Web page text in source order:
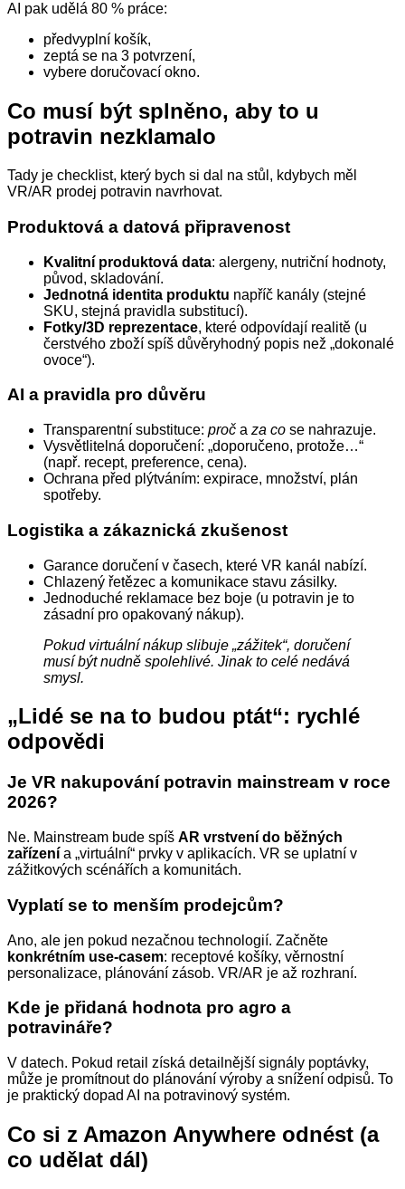
AI pak udělá 80 % práce:
předvyplní košík,
zeptá se na 3 potvrzení,
vybere doručovací okno.
Co musí být splněno, aby to u
potravin nezklamalo
Tady je checklist, který bych si dal na stůl, kdybych měl
VR/AR prodej potravin navrhovat.
Produktová a datová připravenost
Kvalitní produktová data: alergeny, nutriční hodnoty,
původ, skladování.
Jednotná identita produktu napříč kanály (stejné
SKU, stejná pravidla substitucí).
Fotky/3D reprezentace, které odpovídají realitě (u
čerstvého zboží spíš důvěryhodný popis než „dokonalé
ovoce“).
AI a pravidla pro důvěru
Transparentní substituce: proč a za co se nahrazuje.
Vysvětlitelná doporučení: „doporučeno, protože…“
(např. recept, preference, cena).
Ochrana před plýtváním: expirace, množství, plán
spotřeby.
Logistika a zákaznická zkušenost
Garance doručení v časech, které VR kanál nabízí.
Chlazený řetězec a komunikace stavu zásilky.
Jednoduché reklamace bez boje (u potravin je to
zásadní pro opakovaný nákup).
Pokud virtuální nákup slibuje „zážitek“, doručení
musí být nudně spolehlivé. Jinak to celé nedává
smysl.
„Lidé se na to budou ptát“: rychlé
odpovědi
Je VR nakupování potravin mainstream v roce
2026?
Ne. Mainstream bude spíš AR vrstvení do běžných
zařízení a „virtuální“ prvky v aplikacích. VR se uplatní v
zážitkových scénářích a komunitách.
Vyplatí se to menším prodejcům?
Ano, ale jen pokud nezačnou technologií. Začněte
konkrétním use-casem: receptové košíky, věrnostní
personalizace, plánování zásob. VR/AR je až rozhraní.
Kde je přidaná hodnota pro agro a
potravináře?
V datech. Pokud retail získá detailnější signály poptávky,
může je promítnout do plánování výroby a snížení odpisů. To
je praktický dopad AI na potravinový systém.
Co si z Amazon Anywhere odnést (a
co udělat dál)